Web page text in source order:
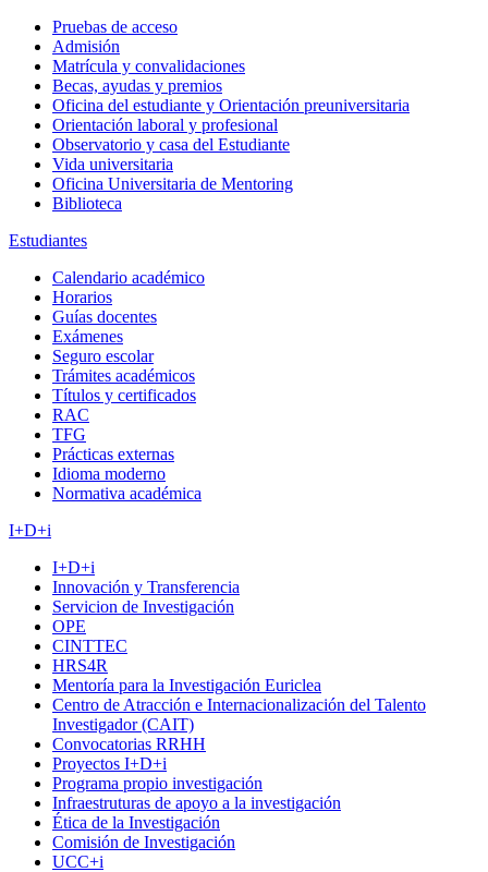
Pruebas de acceso
Admisión
Matrícula y convalidaciones
Becas, ayudas y premios
Oficina del estudiante y Orientación preuniversitaria
Orientación laboral y profesional
Observatorio y casa del Estudiante
Vida universitaria
Oficina Universitaria de Mentoring
Biblioteca
Estudiantes
Calendario académico
Horarios
Guías docentes
Exámenes
Seguro escolar
Trámites académicos
Títulos y certificados
RAC
TFG
Prácticas externas
Idioma moderno
Normativa académica
I+D+i
I+D+i
Innovación y Transferencia
Servicion de Investigación
OPE
CINTTEC
HRS4R
Mentoría para la Investigación Euriclea
Centro de Atracción e Internacionalización del Talento
Investigador (CAIT)
Convocatorias RRHH
Proyectos I+D+i
Programa propio investigación
Infraestruturas de apoyo a la investigación
Ética de la Investigación
Comisión de Investigación
UCC+i